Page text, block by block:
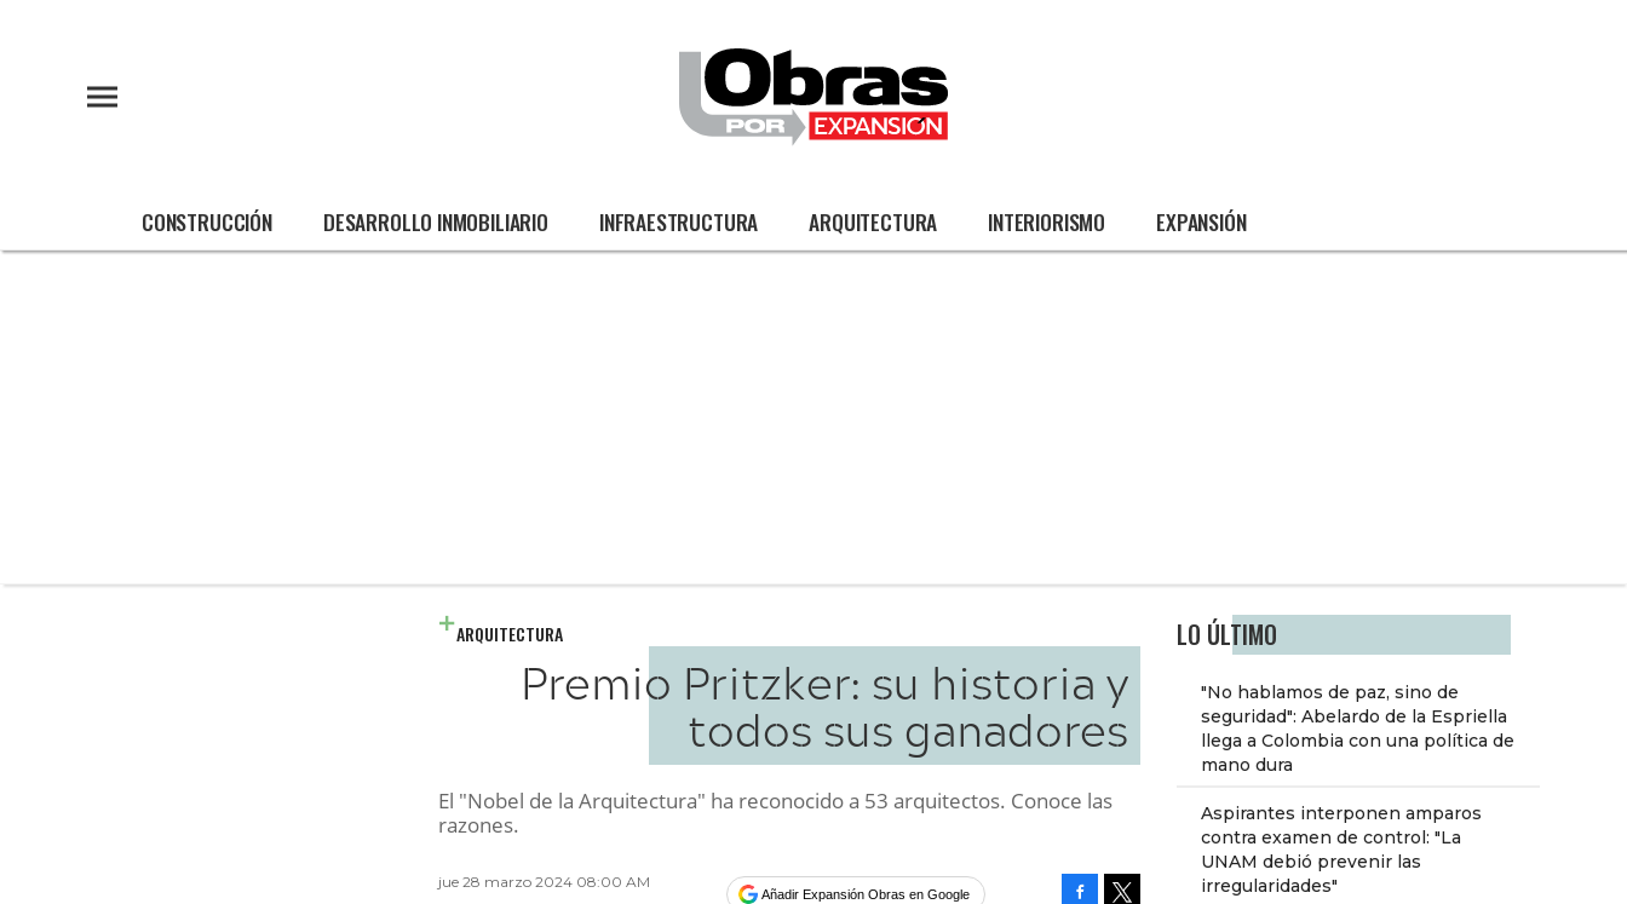
CONSTRUCCIÓN DESARROLLO INMOBILIARIO INFRAESTRUCTURA ARQUITECTURA INTERIORISMO EXPANSIÓN
LO ÚLTIMO
"No hablamos de paz, sino de
seguridad": Abelardo de la Espriella
llega a Colombia con una política de
mano dura
Aspirantes interponen amparos
contra examen de control: "La
UNAM debió prevenir las
irregularidades"
ARQUITECTURA
Premio Pritzker: su historia y
todos sus ganadores
El "Nobel de la Arquitectura" ha reconocido a 53 arquitectos. Conoce las
razones.
jue 28 marzo 2024 08:00 AM
Añadir Expansión Obras en Google